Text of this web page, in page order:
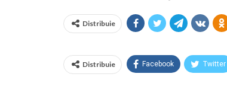
Distribuie
Distribuie Facebook Twitter